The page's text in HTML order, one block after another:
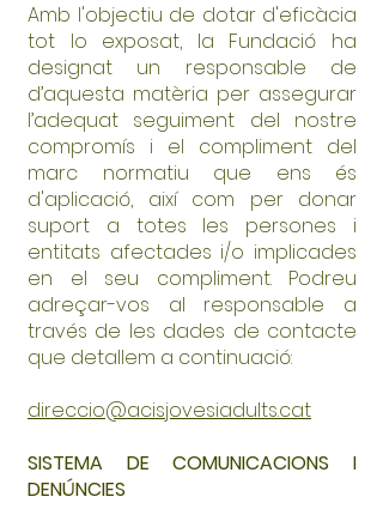
Amb l'objectiu de dotar d'eficàcia
tot lo exposat, la Fundació ha
designat un responsable de
d’aquesta matèria per assegurar
l’adequat seguiment del nostre
compromís i el compliment del
marc normatiu que ens és
d'aplicació, així com per donar
suport a totes les persones i
entitats afectades i/o implicades
en el seu compliment. Podreu
adreçar-vos al responsable a
través de les dades de contacte
que detallem a continuació:
direccio@acisjovesiadults.cat
SISTEMA DE COMUNICACIONS I
DENÚNCIES